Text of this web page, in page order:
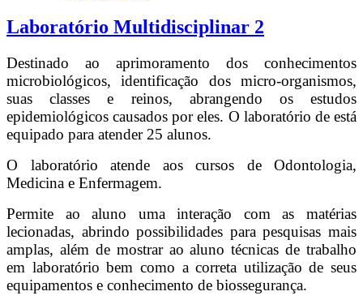
Laboratório Multidisciplinar 2
Destinado ao aprimoramento dos conhecimentos
microbiológicos, identificação dos micro-organismos,
suas classes e reinos, abrangendo os estudos
epidemiológicos causados por eles. O laboratório de está
equipado para atender 25 alunos.
O laboratório atende aos cursos de Odontologia,
Medicina e Enfermagem.
Permite ao aluno uma interação com as matérias
lecionadas, abrindo possibilidades para pesquisas mais
amplas, além de mostrar ao aluno técnicas de trabalho
em laboratório bem como a correta utilização de seus
equipamentos e conhecimento de biossegurança.